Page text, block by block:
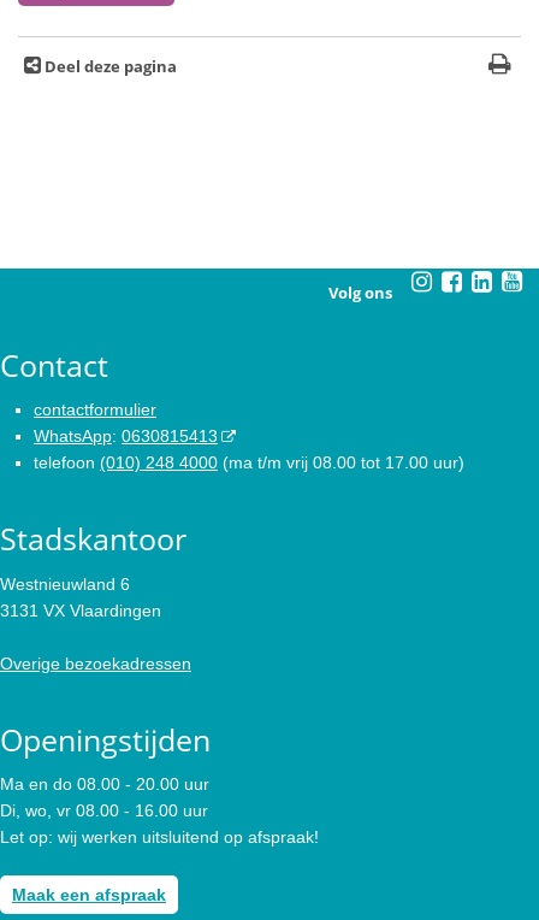
Deel deze pagina
Volg ons
Contact
contactformulier
WhatsApp: 0630815413
telefoon (010) 248 4000 (ma t/m vrij 08.00 tot 17.00 uur)
Stadskantoor
Westnieuwland 6
3131 VX Vlaardingen
Overige bezoekadressen
Openingstijden
Ma en do 08.00 - 20.00 uur
Di, wo, vr 08.00 - 16.00 uur
Let op: wij werken uitsluitend op afspraak!
Maak een afspraak